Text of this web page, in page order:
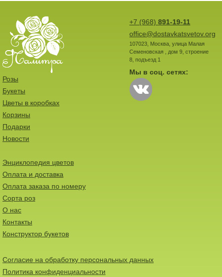
+7 (968) 891-19-11
office@dostavkatsvetov.org
107023, Москва, улица Малая
Семеновская , дом 9, строение
8, подъезд 1
Мы в соц. сетях:
Розы
Букеты
Цветы в коробках
Корзины
Подарки
Новости
Энциклопедия цветов
Оплата и доставка
Оплата заказа по номеру
Сорта роз
О нас
Контакты
Конструктор букетов
Согласие на обработку персональных данных
Политика конфиденциальности